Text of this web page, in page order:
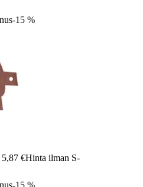
-15 %
5,87 €Hinta ilman S-